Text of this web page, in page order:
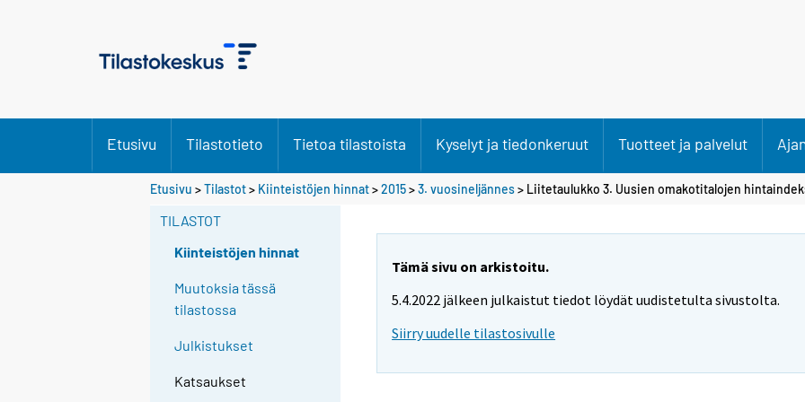
Etusivu Tilastotieto Tietoa tilastoista Kyselyt ja tiedonkeruut Tuotteet ja palvelut
Etusivu >Tilastot> Kiinteistöjen hinnat>2015>3. vuosineljännes> Liitetaulukko 3. Uusien omakotitalojen
TILASTOT
Kiinteistöjen hinnat
Muutoksia tässä
tilastossa
Julkistukset
Katsaukset
Tämä sivu on arkistoitu.
5.4.2022 jälkeen julkaistut tiedot löydät uudistetulta sivustolta.
Siirry uudelle tilastosivulle